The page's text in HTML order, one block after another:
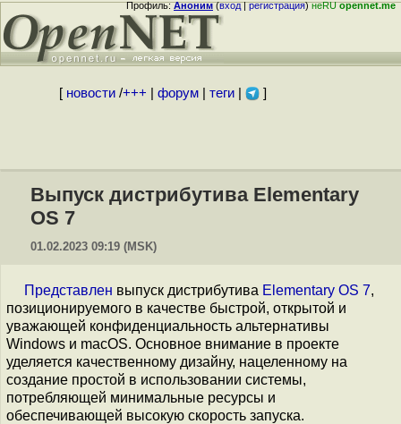
Профиль:Аноним(вход|регистрация)неRUopennet.me
[ новости/+++ форум| теги| ]
Выпуск дистрибутива Elementary
OS 7
01.02.2023 09:19 (MSK)
Представлен выпуск дистрибутива Elementary OS 7,
позиционируемого в качестве быстрой, открытой и
уважающей конфиденциальность альтернативы
Windows и macOS. Основное внимание в проекте
уделяется качественному дизайну, нацеленному на
создание простой в использовании системы,
потребляющей минимальные ресурсы и
обеспечивающей высокую скорость запуска.